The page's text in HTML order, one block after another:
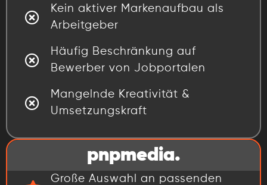
Kein aktiver Markenaufbau als
Arbeitgeber
Häufig Beschränkung auf
Bewerber von Jobportalen
Mangelnde Kreativität &
Umsetzungskraft
pnpmedia.
Große Auswahl an passenden